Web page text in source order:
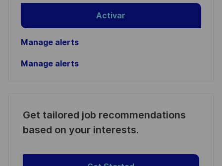
Activar
Manage alerts
Manage alerts
Get tailored job recommendations
based on your interests.